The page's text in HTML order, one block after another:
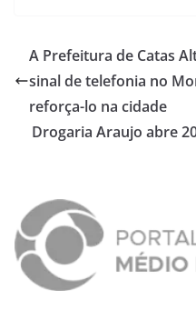
A Prefeitura de Catas
sinal de telefonia no
reforça-lo na cidade
Drogaria Araujo abre